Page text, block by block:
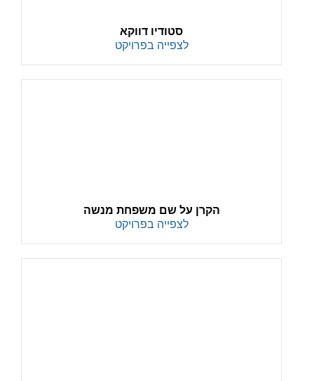
סטודיו דווקא
לצפייה בפרויקט
הקרן על שם משפחת מנשה
לצפייה בפרויקט